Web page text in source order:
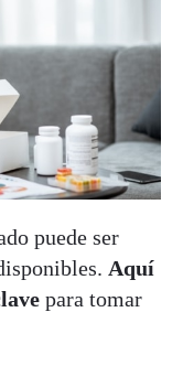
puede ser
Aquí
para tomar